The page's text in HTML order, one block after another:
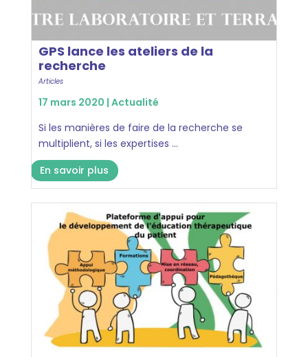
GPS lance les ateliers de la
recherche
Articles
17 mars 2020 | Actualité
Si les manières de faire de la recherche se
multiplient, si les expertises ...
En savoir plus